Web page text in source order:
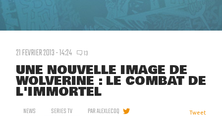
21 FEVRIER 2013 - 14:24 13
UNE NOUVELLE IMAGE DE
WOLVERINE : LE COMBAT DE
L'IMMORTEL
NEWS SERIES TV PARALEXLECOQ Tweet